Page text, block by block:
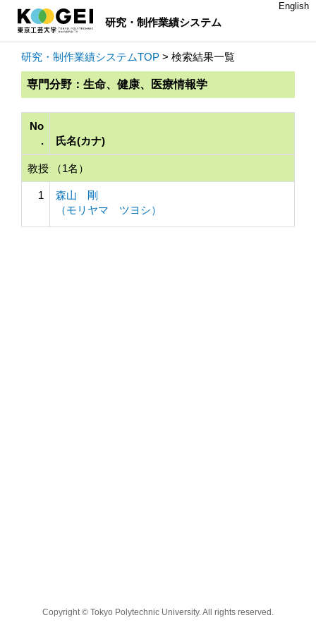
研究・制作業績システム
English
研究・制作業績システムTOP > 検索結果一覧
専門分野：生命、健康、医療情報学
No
.
氏名(カナ)
教授 （1名）
1
森山 剛
（モリヤマ ツヨシ）
Copyright © Tokyo Polytechnic University. All rights reserved.